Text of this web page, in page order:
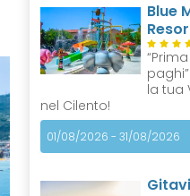
Blue
la tua
nel Cilento!
01/08/2026 - 31/08/2026